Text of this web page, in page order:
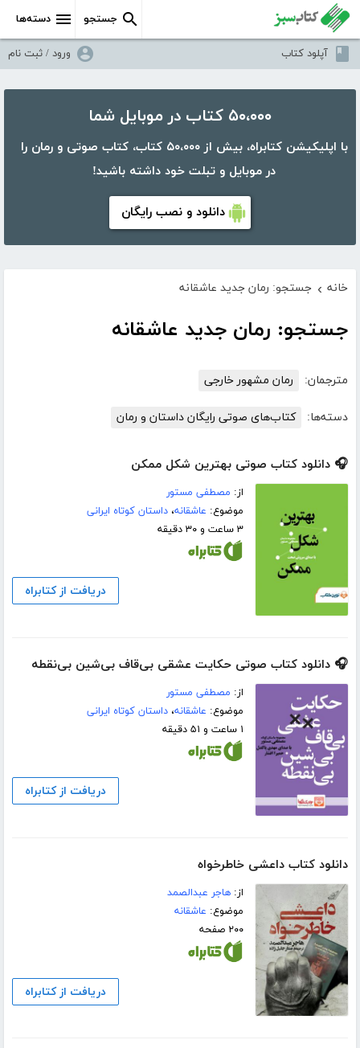
دسته‌ها جستجو
آپلود کتاب ورود / ثبت نام
۵۰،۰۰۰ کتاب در موبایل شما
با اپلیکیشن کتابراه، بیش از ۵۰،۰۰۰ کتاب، کتاب صوتی و رمان را
در موبایل و تبلت خود داشته باشید!
دانلود و نصب رایگان
خانه › جستجو: رمان جدید عاشقانه
جستجو: رمان جدید عاشقانه
مترجمان: رمان مشهور خارجی
دسته‌ها: کتاب‌های صوتی رایگان داستان و رمان
🎧 دانلود کتاب صوتی بهترین شکل ممکن
از: مصطفی مستور
موضوع: عاشقانه،داستان کوتاه ایرانی
۳ ساعت و ۳۰ دقیقه
دریافت از کتابراه
🎧 دانلود کتاب صوتی حکایت عشقی بی‌قاف بی‌شین بی‌نقطه
از: مصطفی مستور
موضوع: عاشقانه،داستان کوتاه ایرانی
۱ ساعت و ۵۱ دقیقه
دریافت از کتابراه
دانلود کتاب داعشی خاطرخواه
از:هاجر عبدالصمد
موضوع: عاشقانه
۲۰۰ صفحه
دریافت از کتابراه